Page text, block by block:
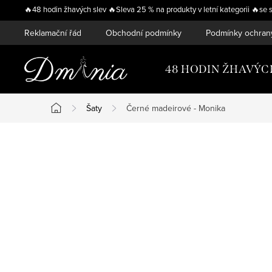
na
🔥48 hodin žhavých slev 🔥Sleva 25 % na produkty v letní kategorii
Reklamační řád Obchodní podmínky Podmínky
48 HODIN
Domů
Šaty Černé madeirové - Monika